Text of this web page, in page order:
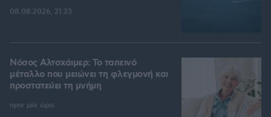
08.08.2026, 21:23
Νόσος Αλτσχάιμερ: Το ταπεινό
μέταλλο που μειώνει τη φλεγμονή και
προστατεύει τη μνήμη
πριν μία ώρα